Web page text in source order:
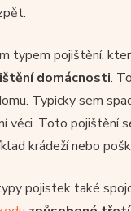
typem pojištění,
domácnosti.
Typicky sem
věci. Toto pojištění
krádeží nebo
pojistek také